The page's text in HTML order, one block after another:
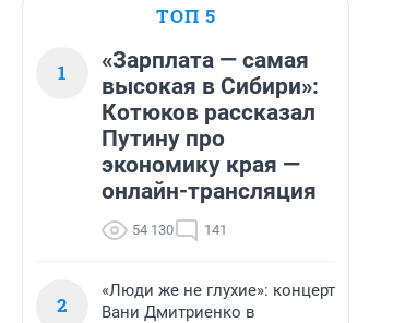
ТОП 5
1
«Зарплата — самая
высокая в Сибири»:
Котюков рассказал
Путину про
экономику края —
онлайн-трансляция
54 130 141
2
«Люди же не глухие»: концерт
Вани Дмитриенко в